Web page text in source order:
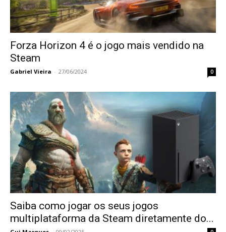
Forza Horizon 4 é o jogo mais vendido na
Steam
Gabriel Vieira - 27/06/2024 0
Saiba como jogar os seus jogos
multiplataforma da Steam diretamente do...